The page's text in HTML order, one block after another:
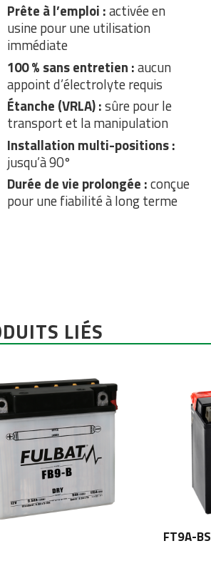
Prête à l’emploi :activée en
usine pour une utilisation
immédiate
100 % sans entretien :aucun
appoint d’électrolyte requis
Étanche (VRLA) :sûre pour le
transport et la manipulation
Installation multi-positions :
jusqu’à 90°
Durée de vie prolongée :conçue
pour une fiabilité à long terme
LIÉS
FT9A-BS